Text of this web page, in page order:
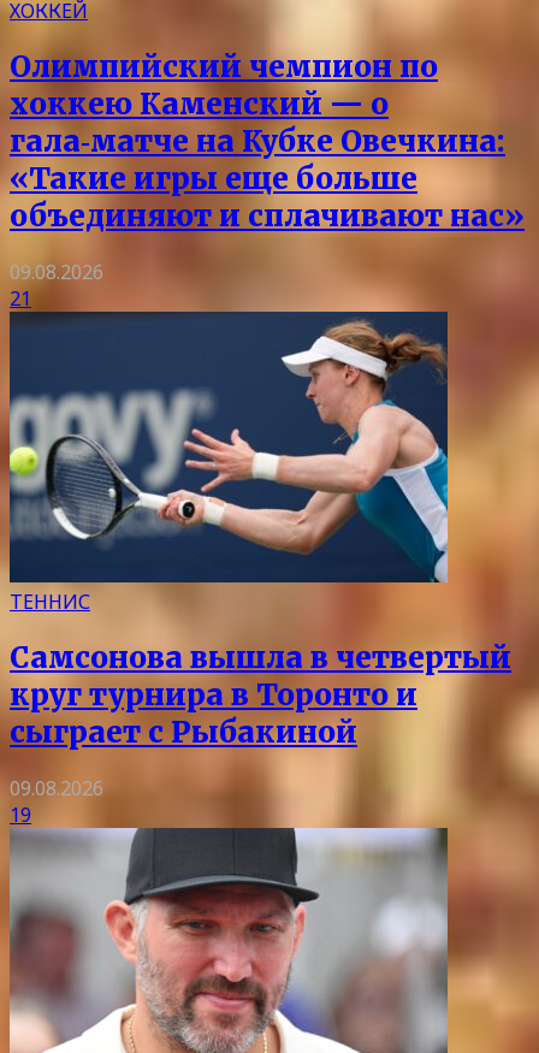
ХОККЕЙ
Олимпийский чемпион по
хоккею Каменский — о
гала‑матче на Кубке Овечкина:
«Такие игры еще больше
объединяют и сплачивают нас»
09.08.2026
21
ТЕННИС
Самсонова вышла в четвертый
круг турнира в Торонто и
сыграет с Рыбакиной
09.08.2026
19